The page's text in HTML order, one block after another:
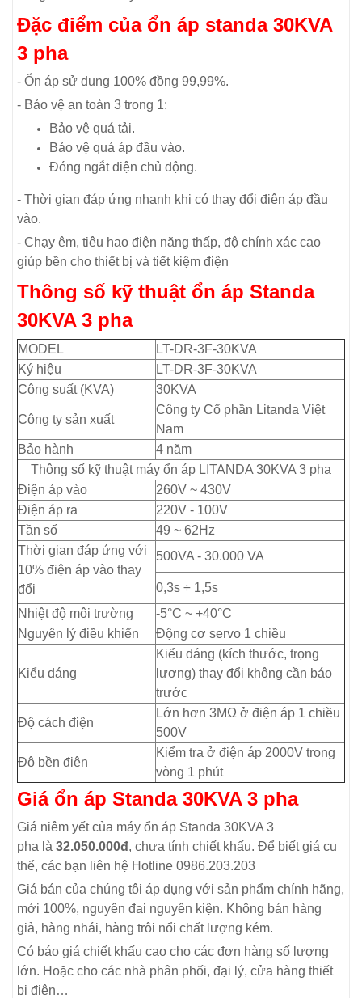
Đặc điểm của ổn áp standa 30KVA
3 pha
- Ổn áp sử dụng 100% đồng 99,99%.
- Bảo vệ an toàn 3 trong 1:
Bảo vệ quá tải.
Bảo vệ quá áp đầu vào.
Đóng ngắt điện chủ động.
- Thời gian đáp ứng nhanh khi có thay đổi điện áp đầu
vào.
- Chạy êm, tiêu hao điện năng thấp, độ chính xác cao
giúp bền cho thiết bị và tiết kiệm điện
Thông số kỹ thuật ổn áp Standa
30KVA 3 pha
MODEL
LT-DR-3F-30KVA
Ký hiệu
LT-DR-3F-30KVA
Công suất (KVA)
30KVA
Công ty sản xuất
Công ty Cổ phần Litanda Việt
Nam
Bảo hành
4 năm
Thông số kỹ thuật máy ổn áp LITANDA 30KVA 3 pha
Điện áp vào
260V ~ 430V
Điện áp ra
220V - 100V
Tần số
49 ~ 62Hz
Thời gian đáp ứng với
10% điện áp vào thay
đổi
500VA - 30.000 VA
0,3s ÷ 1,5s
Nhiệt độ môi trường
-5°C ~ +40°C
Nguyên lý điều khiển
Động cơ servo 1 chiều
Kiểu dáng
Kiểu dáng (kích thước, trọng
lượng) thay đổi không cần báo
trước
Độ cách điện
Lớn hơn 3MΩ ở điện áp 1 chiều
500V
Độ bền điện
Kiểm tra ở điện áp 2000V trong
vòng 1 phút
Giá ổn áp Standa 30KVA 3 pha
Giá niêm yết của máy ổn áp Standa 30KVA 3
pha là 32.050.000đ, chưa tính chiết khấu. Để biết giá cụ
thể, các bạn liên hệ Hotline 0986.203.203
Giá bán của chúng tôi áp dụng với sản phẩm chính hãng,
mới 100%, nguyên đai nguyên kiện. Không bán hàng
giả, hàng nhái, hàng trôi nổi chất lượng kém.
Có báo giá chiết khấu cao cho các đơn hàng số lượng
lớn. Hoặc cho các nhà phân phối, đại lý, cửa hàng thiết
bị điện…